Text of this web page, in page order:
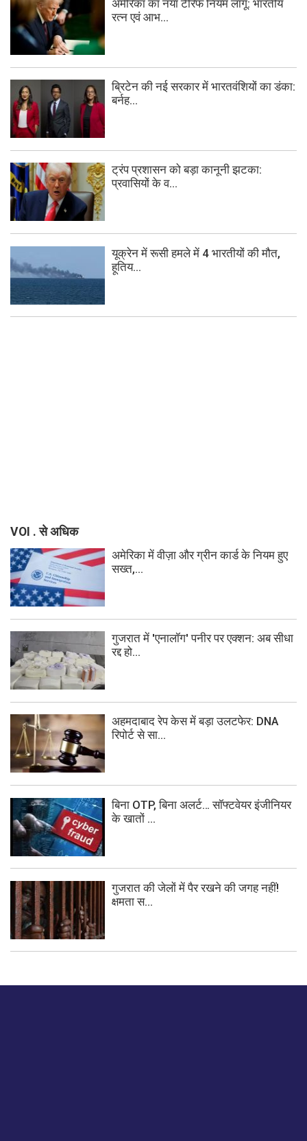
अमेरिका का नया टैरिफ नियम लागू: भारतीय
रत्न एवं आभ...
ब्रिटेन की नई सरकार में भारतवंशियों का डंका:
बर्नह...
ट्रंप प्रशासन को बड़ा कानूनी झटका:
प्रवासियों के व...
यूक्रेन में रूसी हमले में 4 भारतीयों की मौत,
हूतिय...
VOI . से अधिक
अमेरिका में वीज़ा और ग्रीन कार्ड के नियम हुए
सख्त,...
गुजरात में 'एनालॉग' पनीर पर एक्शन: अब सीधा
रद्द हो...
अहमदाबाद रेप केस में बड़ा उलटफेर: DNA
रिपोर्ट से सा...
बिना OTP, बिना अलर्ट… सॉफ्टवेयर इंजीनियर
के खातों ...
गुजरात की जेलों में पैर रखने की जगह नहीं!
क्षमता स...